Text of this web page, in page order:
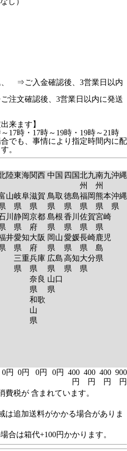
、 ⇒ご入金確認後、3営業日以内
注文確認後、3営業日以内に発送
来ます】
17時・17時～19時・19時～21時
でも、事情により指定時間内に配
。
陸東海関西 中国 四国北九
州
南九
州
沖縄
山
川
井
岐阜
県
静岡
県
愛知
県
三重
県
滋賀
県
京都
府
大阪
府
兵庫
県
奈良
県
和歌
山
県
鳥取
県
島根
県
岡山
県
広島
県
山口
県
徳島
県
香川
県
愛媛
県
高知
県
福岡
県
佐賀
県
長崎
県
大分
県
熊本
県
宮崎
県
鹿児
島
県
沖縄
県
0円 0円 0円 0円
400
円
400
円
400
円
900
円
費税が 含まれています。
は追加送料がかかる場合がありま
合は箱代+100円かかります。